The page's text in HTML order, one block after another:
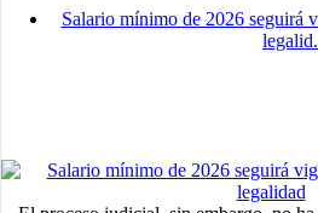
Salario mínimo de 2026 seguirá